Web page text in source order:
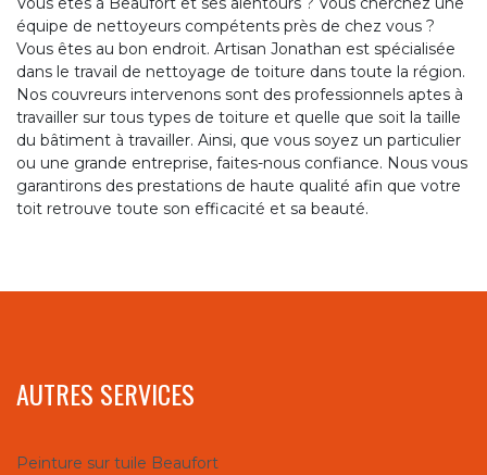
équipe de nettoyeurs compétents près de chez vous ?
Vous êtes au bon endroit. Artisan Jonathan est spécialisée
dans le travail de nettoyage de toiture dans toute la région.
Nos couvreurs intervenons sont des professionnels aptes à
travailler sur tous types de toiture et quelle que soit la taille
du bâtiment à travailler. Ainsi, que vous soyez un particulier
ou une grande entreprise, faites-nous confiance. Nous vous
garantirons des prestations de haute qualité afin que votre
toit retrouve toute son efficacité et sa beauté.
AUTRES SERVICES
Peinture sur tuile Beaufort